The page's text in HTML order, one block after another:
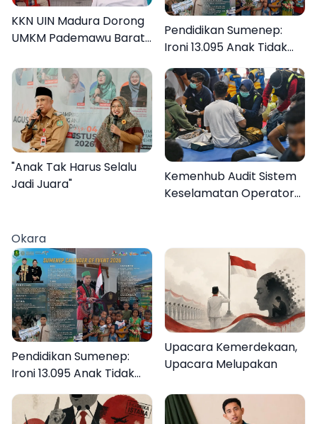
KKN UIN Madura Dorong
UMKM Pademawu Barat
Pendidikan Sumenep:
Ironi 13.095 Anak Tidak
Sekolah Menyaksikan
Semarak Festival
Kalender Event 2026
"Anak Tak Harus Selalu
Jadi Juara"
Kemenhub Audit Sistem
Keselamatan Operator
Okara
Pendidikan Sumenep:
Ironi 13.095 Anak Tidak
Sekolah Menyaksikan
Semarak Festival
Upacara Kemerdekaan,
Upacara Melupakan